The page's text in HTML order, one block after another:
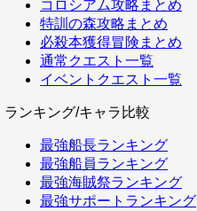
コロシアム攻略まとめ
特訓の森攻略まとめ
必殺本獲得冒険まとめ
通常クエスト一覧
イベントクエスト一覧
ランキング/キャラ比較
最強船長ランキング
最強船員ランキング
最強海賊祭ランキング
最強サポートランキング